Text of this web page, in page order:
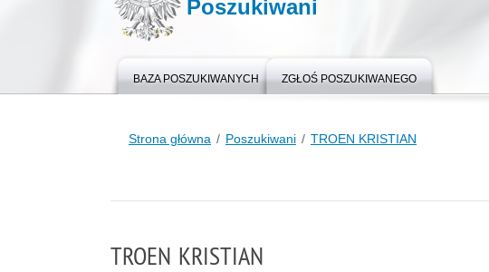
Poszukiwani
BAZA POSZUKIWANYCH ZGŁOŚ POSZUKIWANEGO
Strona główna Poszukiwani TROEN KRISTIAN
TROEN KRISTIAN